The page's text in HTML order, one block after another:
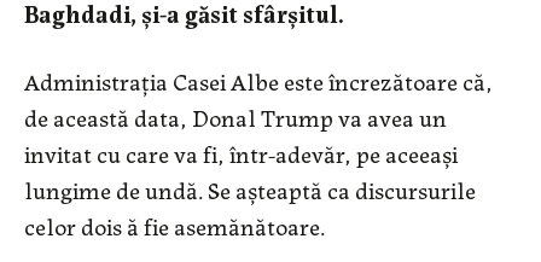
Baghdadi, şi-a găsit sfârşitul.
Administrația Casei Albe este încrezătoare că,
de această data, Donal Trump va avea un
invitat cu care va fi, într-adevăr, pe aceeași
lungime de undă. Se așteaptă ca discursurile
celor dois ă fie asemănătoare.